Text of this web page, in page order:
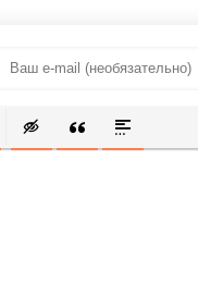
ЗАЩИЩЕННУЮ ССЫЛКУ
СМАЙЛИК
ВСТАВКА СКРЫТОГО
ВСТАВКА ЦИТАТЫ
ВСТАВКА